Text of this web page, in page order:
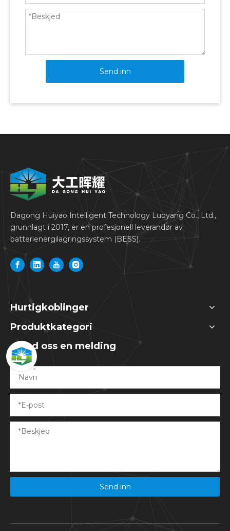
Send inn
Dagong Huiyao Intelligent Technology Luoyang Co., Ltd.,
grunnlagt i 2017, er en profesjonell leverandør av
batterienergilagringssystem (BESS).
Hurtigkoblinger
Produktkategori
Send oss ​​en melding
Send inn